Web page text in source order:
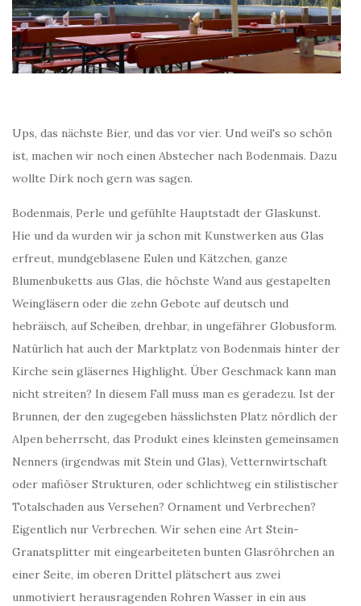
Ups, das nächste Bier, und das vor vier. Und weil's so schön
ist, machen wir noch einen Abstecher nach Bodenmais. Dazu
wollte Dirk noch gern was sagen.
Bodenmais, Perle und gefühlte Hauptstadt der Glaskunst.
Hie und da wurden wir ja schon mit Kunstwerken aus Glas
erfreut, mundgeblasene Eulen und Kätzchen, ganze
Blumenbuketts aus Glas, die höchste Wand aus gestapelten
Weingläsern oder die zehn Gebote auf deutsch und
hebräisch, auf Scheiben, drehbar, in ungefährer Globusform.
Natürlich hat auch der Marktplatz von Bodenmais hinter der
Kirche sein gläsernes Highlight. Über Geschmack kann man
nicht streiten? In diesem Fall muss man es geradezu. Ist der
Brunnen, der den zugegeben hässlichsten Platz nördlich der
Alpen beherrscht, das Produkt eines kleinsten gemeinsamen
Nenners (irgendwas mit Stein und Glas), Vetternwirtschaft
oder mafiöser Strukturen, oder schlichtweg ein stilistischer
Totalschaden aus Versehen? Ornament und Verbrechen?
Eigentlich nur Verbrechen. Wir sehen eine Art Stein-
Granatsplitter mit eingearbeiteten bunten Glasröhrchen an
einer Seite, im oberen Drittel plätschert aus zwei
unmotiviert herausragenden Rohren Wasser in ein aus